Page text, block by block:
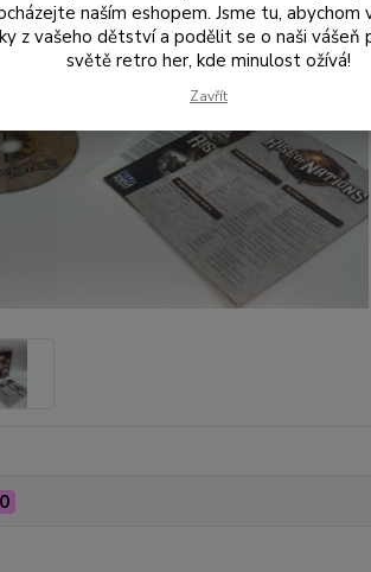
0
naším eshopem. Jsme tu,
z vašeho dětství a podělit se o naši vášeň
světě retro her, kde minulost ožívá!
Zavřít